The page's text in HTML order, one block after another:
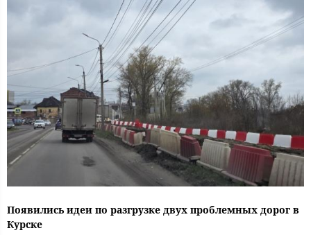
Появились идеи по разгрузке двух проблемных дорог в
Курске